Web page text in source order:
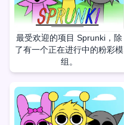
最受欢迎的项目 Sprunki，除
了有一个正在进行中的粉彩模
组。